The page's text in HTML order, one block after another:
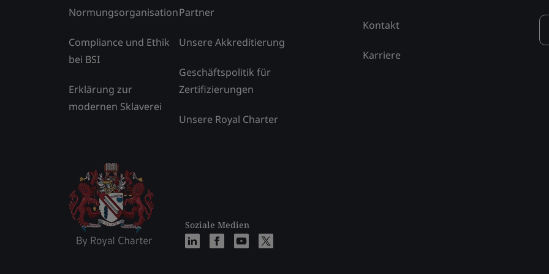
Normungsorganisation
Compliance und Ethik
bei BSI
Erklärung zur
modernen Sklaverei
Partner
Unsere Akkreditierung
Geschäftspolitik für
Zertifizierungen
Unsere Royal Charter
Soziale Medien
Kontakt
Karriere